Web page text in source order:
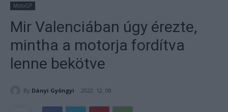
MotoGP
Mir Valenciában úgy érezte,
mintha a motorja fordítva
lenne bekötve
By Dányi Gyöngyi 2022. 12. 08.